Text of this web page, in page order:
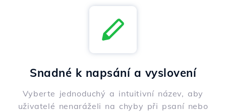
Snadné k napsání a vyslovení
Vyberte jednoduchý a intuitivní název, aby
uživatelé nenaráželi na chyby při psaní nebo